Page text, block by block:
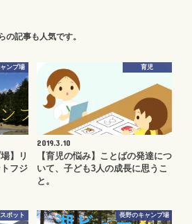
の記事も人気です。
ンプ場
】リ
フジ
育児
2019.3.10
【育児の悩み】ことばの発達につ
いて、子ども3人の成長に思うこ
と。
ポット 長野のキャンプ場